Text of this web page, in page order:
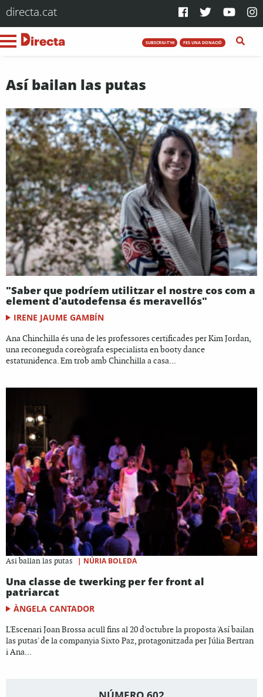
directa.cat
SUBSCRIU-T'HI FES UNA DONACIÓ
Así bailan las putas
"Saber que podríem utilitzar el nostre cos com a
element d'autodefensa és meravellós"
IRENE JAUME GAMBÍN
Ana Chinchilla és una de les professores certificades per Kim Jordan,
una reconeguda coreògrafa especialista en booty dance
estatunidenca. Em trob amb Chinchilla a casa...
Asi ballan las putas | NÚRIA BOLEDA
Una classe de twerking per fer front al
patriarcat
ÀNGELA CANTADOR
L'Escenari Joan Brossa acull fins al 20 d'octubre la proposta 'Así bailan
las putas' de la companyia Sixto Paz, protagonitzada per Júlia Bertran
i Ana...